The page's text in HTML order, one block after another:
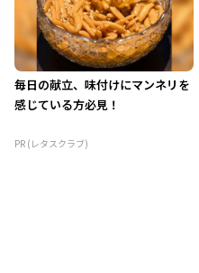
毎日の献立、味付けにマンネリを
感じている方必見！
PR (レタスクラブ)